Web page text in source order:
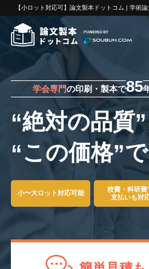
【小ロット対応可】論文製本ドットコム | 学術
学会専門の印刷・製本で85
“絶対の品質
“この価格”
小〜大ロット対応可能
校費・科研費
支払いも対